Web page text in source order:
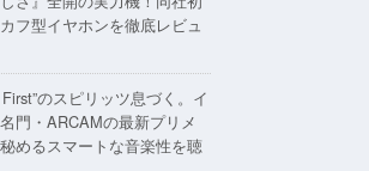
フ型イヤホンを徹底レビュ
First”のスピリッツ息づく。イ
門・ARCAMの最新プリメ
めるスマートな音楽性を聴